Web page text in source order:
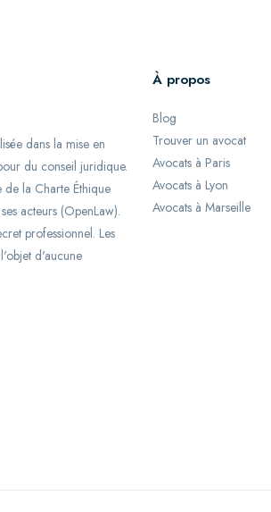
dans la mise en
du conseil juridique.
de la Charte Éthique
acteurs (OpenLaw).
professionnel. Les
d'aucune
À propos
Blog
Trouver un avocat
Avocats à Paris
Avocats à Lyon
Avocats à Marseille